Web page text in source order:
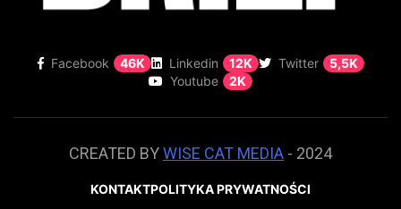
Facebook 46K Linkedin 12K Twitter
5,5K
Youtube
2K
CREATED BYWISE CAT MEDIA - 2024
KONTAKTPOLITYKA PRYWATNOŚCI